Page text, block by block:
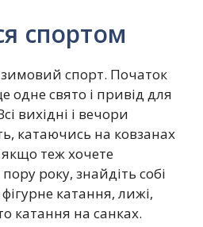
спортом
спорт. Початок
одне свято і привід для
вихідні і вечори
катаючись на ковзанах
теж хочете
року, знайдіть собі
катання, лижі,
катання на санках.